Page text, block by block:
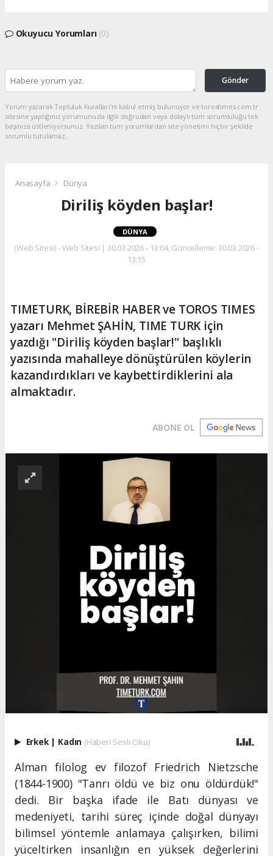
Okuyucu Yorumları (0)
Gönder
Yorum yazarak Topluluk Kuralları’nı kabul etmiş bulunuyor ve torostimes.com.tr
sitesine yaptığınız yorumunuzla ilgili doğrudan veya dolaylı tüm sorumluluğu tek
başınıza üstleniyorsunuz. Yazılan tüm yorumlardan site yönetimi hiçbir şekilde
sorumlu tutulamaz.
Anasayfa Dünya
Diriliş köyden başlar!
DÜNYA
(Web Sitesi) - Web Sitesi | 30.03.2026 - 13:04, Güncelleme: 30.03.2026 -
13:15
TIMETURK, BİREBİR HABER ve TOROS TIMES
yazarı Mehmet ŞAHİN, TIME TURK için
yazdığı "Diriliş köyden başlar!" başlıklı
yazısında mahalleye dönüştürülen köylerin
kazandırdıkları ve kaybettirdiklerini ala
almaktadır.
ABONE OL
Erkek | Kadın (Haberi Sesli Oku)
Alman filolog ev filozof Friedrich Nietzsche
(1844-1900) "Tanrı öldü ve biz onu öldürdük!"
dedi. Bir başka ifade ile Batı dünyası ve
medeniyeti, tarihi süreç içinde doğal dünyayı
bilimsel yöntemle anlamaya çalışırken, bilimi
yüceltirken insanlığın en yüksek değerlerini